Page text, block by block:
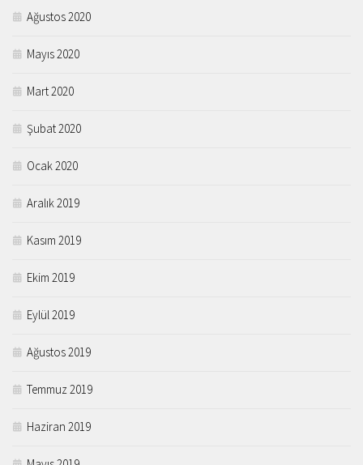
Ağustos 2020
Mayıs 2020
Mart 2020
Şubat 2020
Ocak 2020
Aralık 2019
Kasım 2019
Ekim 2019
Eylül 2019
Ağustos 2019
Temmuz 2019
Haziran 2019